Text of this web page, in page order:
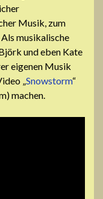
Musik, zum
musikalische
und eben Kate
eigenen Musik
„Snowstorm“
machen.